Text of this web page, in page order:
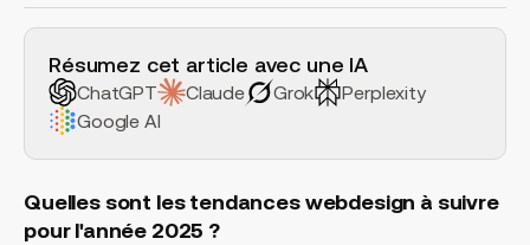
Résumez cet article avec une IA
ChatGPT Claude Grok
Perplexity
Google AI
Quelles sont les tendances webdesign à suivre
pour l'année 2025 ?